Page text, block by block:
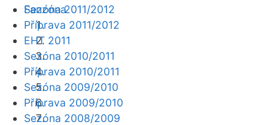
Fanzóna
Sezóna 2011/2012
Příprava 2011/2012
EHT 2011
Sezóna 2010/2011
Příprava 2010/2011
Sezóna 2009/2010
Příprava 2009/2010
Sezóna 2008/2009